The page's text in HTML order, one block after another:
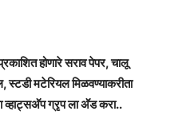
होणारे सराव पेपर, चालू
स्टडी मटेरियल मिळवण्याकरीता
व्हाट्सअ‍ॅप ग्रृप ला अ‍ॅड करा..